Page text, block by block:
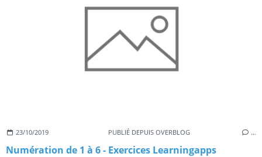
23/10/2019 PUBLIÉ DEPUIS OVERBLOG …
Numération de 1 à 6 - Exercices Learningapps